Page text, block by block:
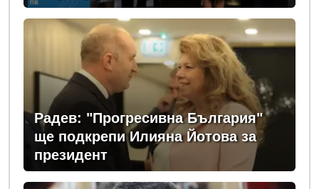
изборни правила! (ВИДЕО)
Радев: "Прогресивна България"
ще подкрепи Илияна Йотова за
президент